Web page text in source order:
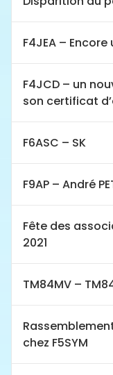
F4JEA –
F4JCD – un
son certificat
F6ASC – SK
F9AP – André
Fête des
2021
TM84MV –
chez F5SYM